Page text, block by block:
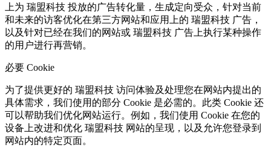
上为 瑞盟科技 投放的广告转化量，生成定向受众，针对当前
和未来的访客优化在第三方网站和应用上的 瑞盟科技 广告，
以及针对已经在我们的网站或 瑞盟科技 广告上执行某种操作
的用户进行再营销。
必要 Cookie
为了提供更好的 瑞盟科技 访问体验及处理您在网站内提出的
具体需求，我们使用的部分 Cookie 是必需的。此类 Cookie 还
可以帮助我们优化网站运行。例如，我们使用 Cookie 在您的
设备上改进和优化 瑞盟科技 网站的呈现，以及允许您登录到
网站内的特定页面。